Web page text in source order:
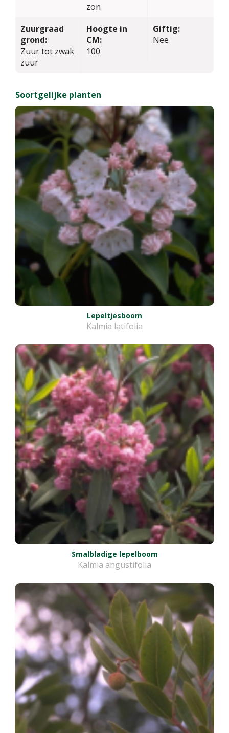
zon
Zuurgraad
grond:
Zuur tot zwak
zuur
Hoogte in
CM:
100
Giftig:
Nee
Soortgelijke planten
Lepeltjesboom
Kalmia latifolia
Smalbladige lepelboom
Kalmia angustifolia